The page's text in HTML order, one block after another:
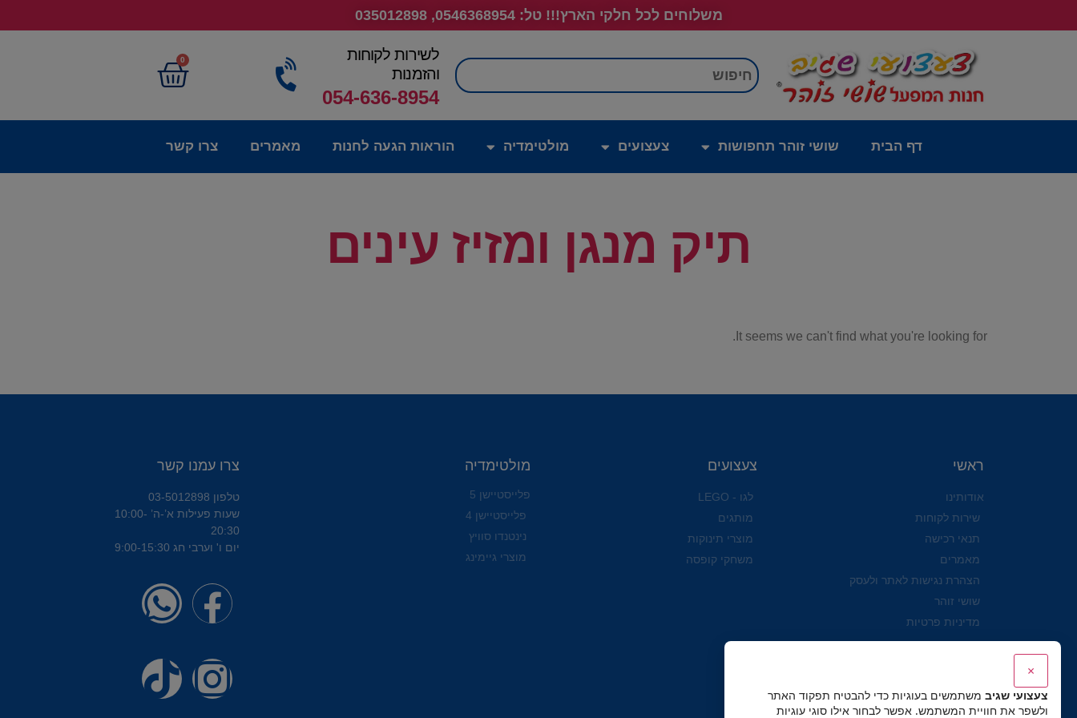
משלוחים לכל חלקי הארץ!!! טל: 0546368954, 035012898
חיפוש
לשירות לקוחות
והזמנות
054-636-8954
0
דף הבית שושי זוהר תחפושות צעצועים מולטימדיה הוראות הגעה לחנות מאמרים צרו קשר
תיק מנגן ומזיז עינים
It seems we can't find what you're looking for.
ראשי
אודותינו
שירות לקוחות
תנאי רכישה
מאמרים
הצהרת נגישות לאתר ולעסק
שושי זוהר
מדיניות פרטיות
צעצועים
לגו - LEGO
מותגים
מוצרי תינוקות
משחקי קופסה
מולטימדיה
פלייסטיישן 5
פלייסטיישן 4
נינטנדו סוויץ
מוצרי גיימינג
צרו עמנו קשר
טלפון 03-5012898
שעות פעילות א’-ה’ 10:00-
20:30
יום ו' וערבי חג 9:00-15:30
×
צעצועי שגיב משתמשים בעוגיות כדי להבטיח תפקוד האתר
ולשפר את חוויית המשתמש. אפשר לבחור אילו סוגי עוגיות